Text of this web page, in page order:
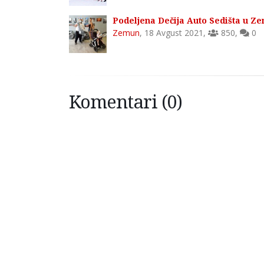
Podeljena Dečija Auto Sedišta u
Zemun, 18 Avgust 2021 , 850, 0
Komentari (0)